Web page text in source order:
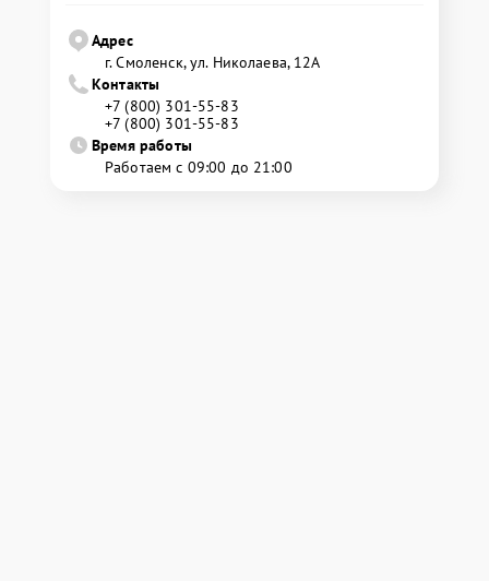
Адрес
г. Смоленск, ул. Николаева, 12А
Контакты
+7 (800) 301-55-83
+7 (800) 301-55-83
Время работы
Работаем с 09:00 до 21:00